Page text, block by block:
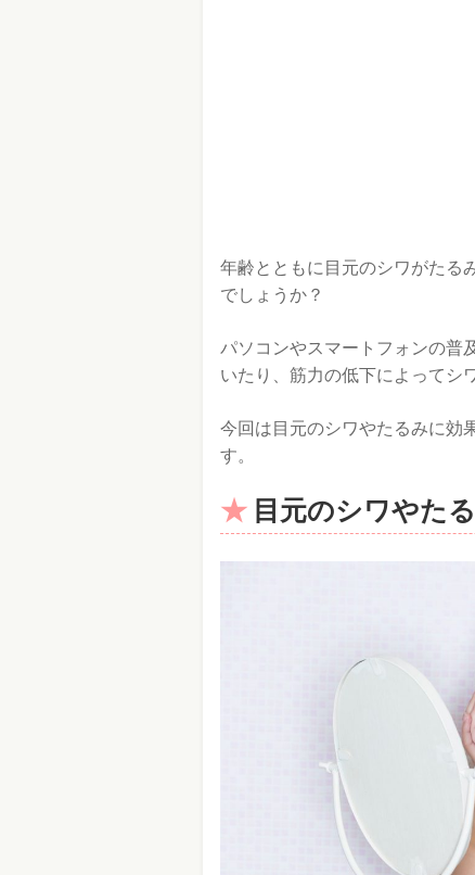
年齢とともに目元のシワがたる
でしょうか？
パソコンやスマートフォンの普
いたり、筋力の低下によってシ
今回は目元のシワやたるみに効
す。
目元のシワやた